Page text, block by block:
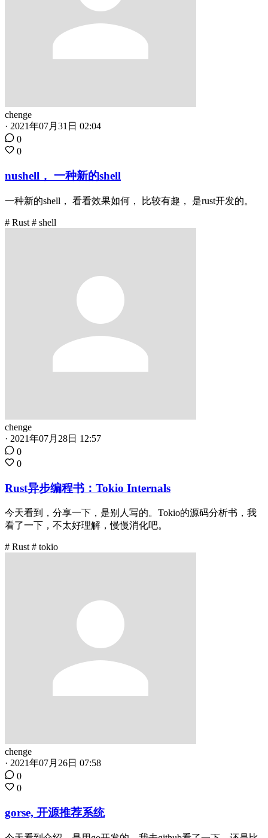
chenge
· 2021年07月31日 02:04
0
0
nushell， 一种新的shell
一种新的shell， 看看效果如何， 比较有趣， 是rust开发的。
# Rust # shell
chenge
· 2021年07月28日 12:57
0
0
Rust异步编程书：Tokio Internals
今天看到，分享一下，是别人写的。Tokio的源码分析书，我
看了一下，不太好理解，慢慢消化吧。
# Rust # tokio
chenge
· 2021年07月26日 07:58
0
0
gorse, 开源推荐系统